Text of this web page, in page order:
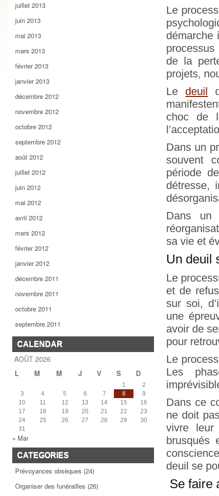
juillet 2013
juin 2013
mai 2013
mars 2013
février 2013
janvier 2013
décembre 2012
novembre 2012
octobre 2012
septembre 2012
août 2012
juillet 2012
juin 2012
mai 2012
avril 2012
mars 2012
février 2012
janvier 2012
décembre 2011
novembre 2011
octobre 2011
septembre 2011
CALENDAR
AOÛT 2026
L
M M J V S D
1
2
3
4 5 6 7 8
9
10
11 12 13 14 15
16
17
18 19 20 21 22
23
24
25 26 27 28 29
30
31
« Mar
CATEGORIES
Prévoyances obsèques (24)
Organiser des funérailles (26)
Le
démarche
de la
projets,
Le deuil
choc de
Dans un
souvent
période
détresse,
Dans un
sa vie et
Un deuil
Le
et de
sur soi,
une
avoir de
pour
Le
Les
Dans ce
ne doit
vivre leur
brusqués
deuil se
Se faire